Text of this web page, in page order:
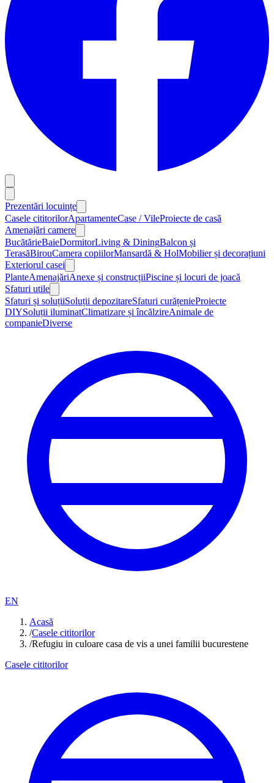
Prezentări locuințe
Casele cititorilorApartamenteCase / VileProiecte de casă
Amenajări camere
BucătărieBaieDormitorLiving & DiningBalcon și
TerasăBirouCamera copiilorMansardă & HolMobilier și decorațiuni
Exteriorul casei
PlanteAmenajăriAnexe și construcțiiPiscine și locuri de joacă
Sfaturi utile
Sfaturi și soluțiiSoluții depozitareSfaturi curățenieProiecte
DIYSoluții iluminatClimatizare și încălzireAnimale de
companieDiverse
EN
Acasă
/Casele cititorilor
/Refugiu in culoare casa de vis a unei familii bucurestene
Casele cititorilor